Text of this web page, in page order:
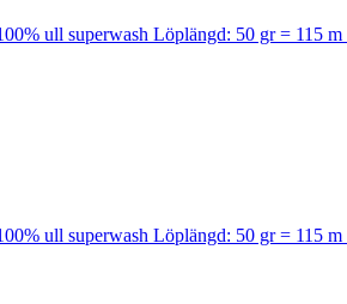
ull superwash Löplängd: 50 gr = 115
ull superwash Löplängd: 50 gr = 115